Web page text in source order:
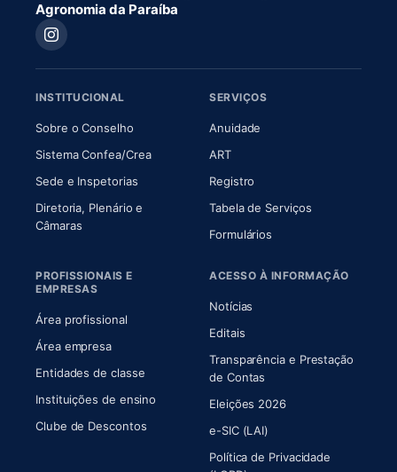
Agronomia da Paraíba
INSTITUCIONAL
Sobre o Conselho(abre em nova aba)
Sistema Confea/Crea(abre em nova aba)
Sede e Inspetorias
Diretoria, Plenário e
Câmaras(abre em nova aba)
SERVIÇOS
Anuidade
ART(abre em nova aba)
Registro
Tabela de Serviços
Formulários
PROFISSIONAIS E
EMPRESAS
Área profissional
Área empresa
Entidades de classe
Instituições de ensino
Clube de Descontos
ACESSO À INFORMAÇÃO
Notícias
Editais
Transparência e Prestação
de Contas
Eleições 2026
e-SIC (LAI)
Política de Privacidade